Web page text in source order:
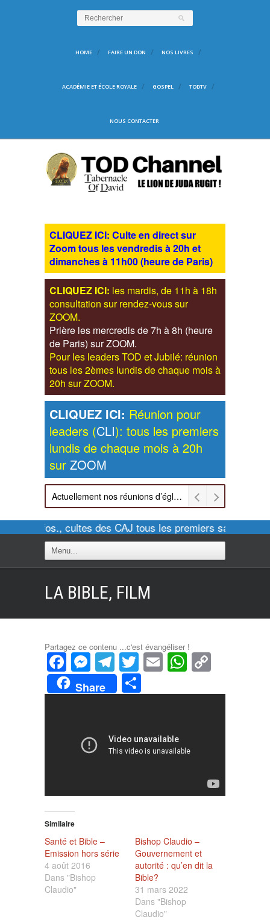
HOME FAIRE UN DON NOS LIVRES
ACADÉMIE ET ÉCOLE ROYALE GOSPEL TODTV
NOUS CONTACTER
CLIQUEZ ICI: Culte en direct sur
Zoom tous les vendredis à 20h et
dimanches à 11h00 (heure de Paris)
CLIQUEZ ICI: les mardis, de 11h à 18h
consultation sur rendez-vous sur
ZOOM.
Prière les mercredis de 7h à 8h (heure
de Paris) sur ZOOM.
Pour les leaders TOD et Jubilé: réunion
tous les 2èmes lundis de chaque mois à
20h sur ZOOM.
CLIQUEZ ICI: Réunion pour
leaders (CLI): tous les premiers
lundis de chaque mois à 20h
sur ZOOM
Actuellement nos réunions d’église sont retransmises sur ZOOM les dimanches à 11h et vendredis à 20h00
Pour infos., cultes des CAJ tous les premiers samedis
LA BIBLE, FILM
Partagez ce contenu ...c'est évangéliser !
Facebook
Messenger
Telegram
Twitter
Email
Share
Similaire
Santé et Bible –
Emission hors série
4 août 2016
Dans "Bishop
Claudio"
Bishop Claudio –
Gouvernement et
autorité : qu’en dit la
Bible?
31 mars 2022
Dans "Bishop
Claudio"